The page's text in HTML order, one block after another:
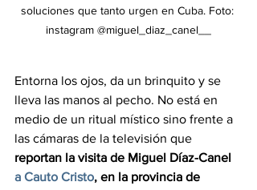
soluciones que tanto urgen en Cuba. Foto:
instagram @miguel_diaz_canel__
Entorna los ojos, da un brinquito y se
lleva las manos al pecho. No está en
medio de un ritual místico sino frente a
las cámaras de la televisión que
reportan la visita de Miguel Díaz-Canel
a Cauto Cristo, en la provincia de